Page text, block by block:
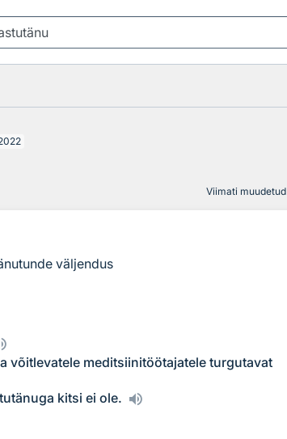
Viimati muudetud
väljendus
võitlevatele meditsiinitöötajatele turgutavat
kitsi ei ole.